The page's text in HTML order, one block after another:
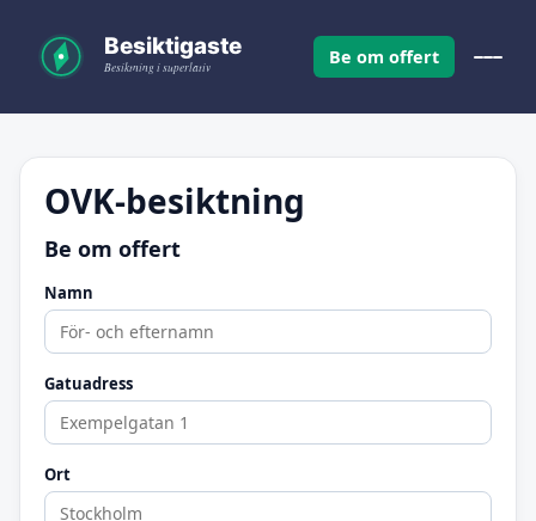
Be om offert
OVK-besiktning
Be om offert
Namn
Gatuadress
Ort